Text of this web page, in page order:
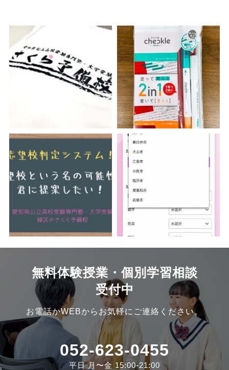
無料体験授業・個別学習相談
受付中
お電話かWEBからお気軽にご連絡ください。
052-623-0455
平日 月〜金 15:00-21:00